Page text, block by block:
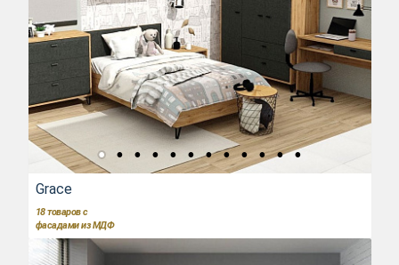
Grace
18товаров с
фасадами из МДФ